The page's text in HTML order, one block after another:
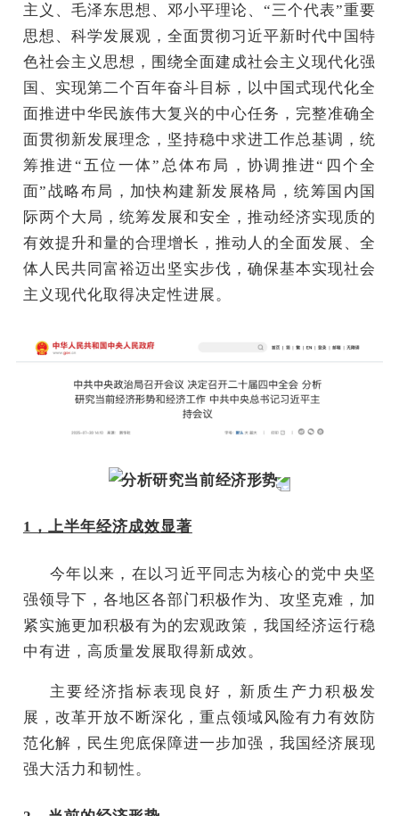
主义、毛泽东思想、邓小平理论、“三个代表”重要
思想、科学发展观，全面贯彻习近平新时代中国特
色社会主义思想，围绕全面建成社会主义现代化强
国、实现第二个百年奋斗目标，以中国式现代化全
面推进中华民族伟大复兴的中心任务，完整准确全
面贯彻新发展理念，坚持稳中求进工作总基调，统
筹推进“五位一体”总体布局，协调推进“四个全
面”战略布局，加快构建新发展格局，统筹国内国
际两个大局，统筹发展和安全，推动经济实现质的
有效提升和量的合理增长，推动人的全面发展、全
体人民共同富裕迈出坚实步伐，确保基本实现社会
主义现代化取得决定性进展。
分析研究当前经济形势
1，上半年经济成效显著
今年以来，在以习近平同志为核心的党中央坚
强领导下，各地区各部门积极作为、攻坚克难，加
紧实施更加积极有为的宏观政策，我国经济运行稳
中有进，高质量发展取得新成效。
主要经济指标表现良好，新质生产力积极发
展，改革开放不断深化，重点领域风险有力有效防
范化解，民生兜底保障进一步加强，我国经济展现
强大活力和韧性。